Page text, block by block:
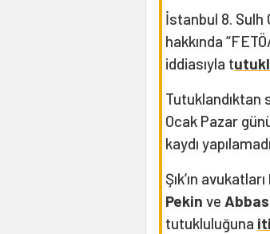
İstanbul 8. Sulh
hakkında
iddiasıyla t
Tutuklandıktan
Ocak Pazar
kaydı
Şık’ın avukatları
Pekin ve
tutukluluğuna